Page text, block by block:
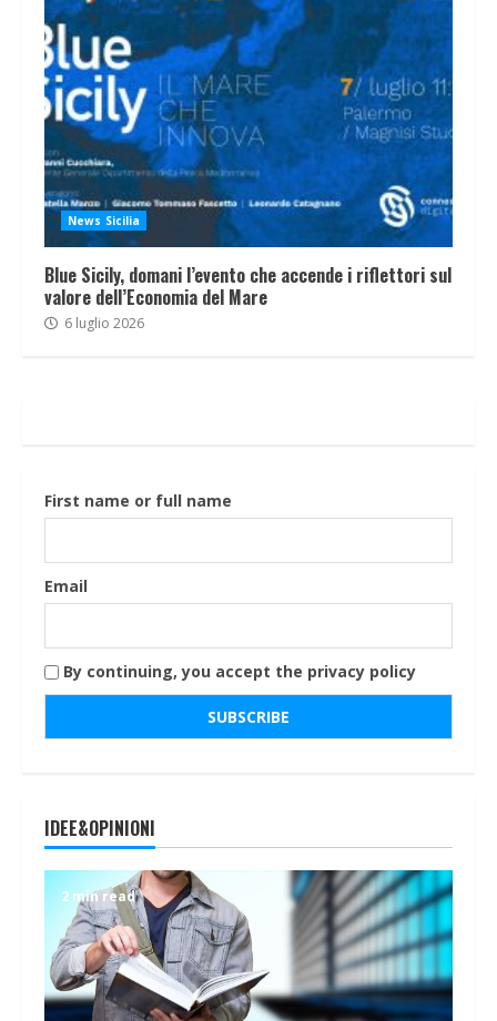
News Sicilia
Blue Sicily, domani l’evento che accende i riflettori sul
valore dell’Economia del Mare
6 luglio 2026
First name or full name
Email
By continuing, you accept the privacy policy
IDEE&OPINIONI
2 min read